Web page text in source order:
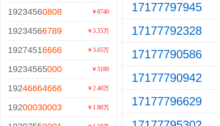
19234560808 ￥6740
19234566789 ￥3.55万
19274516666 ￥3.65万
19234565000 ￥5180
19246664666 ￥2.40万
19200030003 ￥1.88万
17177797945
17177792328
17177790586
17177790942
17177796629